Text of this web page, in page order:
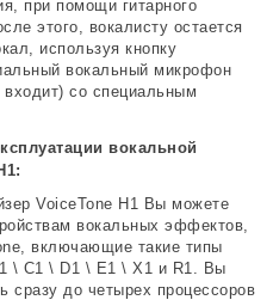
при помощи гитарного
этого, вокалисту остается
используя кнопку
вокальный микрофон
входит) со специальным
вокальной
VoiceTone H1 Вы можете
вокальных эффектов,
включающие такие типы
\ C1 \ D1 \ E1 \ X1 и R1. Вы
сразу до четырех процессоров